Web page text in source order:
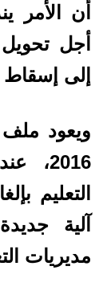
أن الأمر
أجل
إلى
ويعود ملف
التعليم
آلية
مديريات